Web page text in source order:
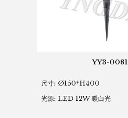
YY3-0081
尺寸: Ø150*H400
光源: LED 12W 暖白光